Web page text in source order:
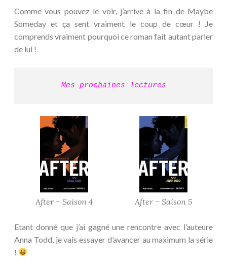
Comme vous pouvez le voir, j’arrive à la fin de Maybe
Someday et ça sent vraiment le coup de cœur ! Je
comprends vraiment pourquoi ce roman fait autant parler
de lui !
Mes prochaines lectures
After – Saison 4 After – Saison 5
Etant donné que j’ai gagné une rencontre avec l’auteure
Anna Todd, je vais essayer d’avancer au maximum la série
!